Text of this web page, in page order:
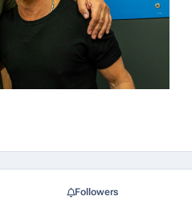
Followers